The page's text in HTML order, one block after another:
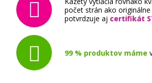
počet strán ako
potvrdzuje aj certifikát
99 % produktov máme